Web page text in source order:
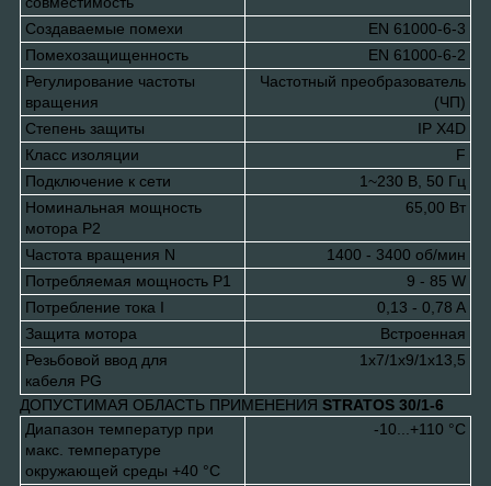
Создаваемые помехи
EN 61000-6-3
Помехозащищенность
EN 61000-6-2
Регулирование частоты
вращения
Частотный преобразователь
(ЧП)
Степень защиты
IP X4D
Класс изоляции
F
Подключение к сети
1~230 В, 50 Гц
Номинальная мощность
мотора P2
65,00 Вт
Частота вращения N
1400 - 3400 об/мин
Потребляемая мощность P1
9 - 85 W
Потребление тока I
0,13 - 0,78 A
Защита мотора
Встроенная
Резьбовой ввод для
кабеля PG
1x7/1x9/1x13,5
ДОПУСТИМАЯ ОБЛАСТЬ ПРИМЕНЕНИЯ STRATOS 30/1-6
Диапазон температур при
макс. температуре
окружающей среды +40 °C
-10...+110 °C